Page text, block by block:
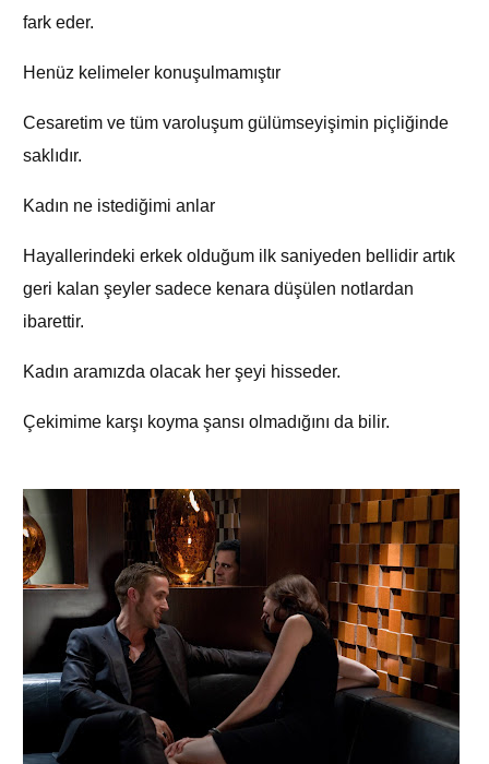
fark eder.
Henüz kelimeler konuşulmamıştır
Cesaretim ve tüm varoluşum gülümseyişimin piçliğinde
saklıdır.
Kadın ne istediğimi anlar
Hayallerindeki erkek olduğum ilk saniyeden bellidir artık
geri kalan şeyler sadece kenara düşülen notlardan
ibarettir.
Kadın aramızda olacak her şeyi hisseder.
Çekimime karşı koyma şansı olmadığını da bilir.